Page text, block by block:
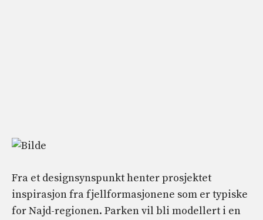
Fra et designsynspunkt henter prosjektet
inspirasjon fra fjellformasjonene som er typiske
for Najd-regionen. Parken vil bli modellert i en